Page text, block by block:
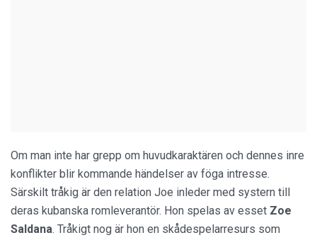
Om man inte har grepp om huvudkaraktären och dennes inre
konflikter blir kommande händelser av föga intresse.
Särskilt tråkig är den relation Joe inleder med systern till
deras kubanska romleverantör. Hon spelas av esset Zoe
Saldana. Tråkigt nog är hon en skådespelarresurs som